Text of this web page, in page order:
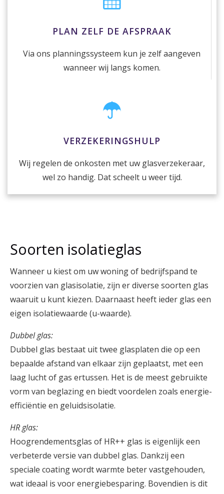
PLAN ZELF DE AFSPRAAK
Via ons planningssysteem kun je zelf aangeven
wanneer wij langs komen.
VERZEKERINGSHULP
Wij regelen de onkosten met uw glasverzekeraar,
wel zo handig. Dat scheelt u weer tijd.
Soorten isolatieglas
Wanneer u kiest om uw woning of bedrijfspand te
voorzien van glasisolatie, zijn er diverse soorten glas
waaruit u kunt kiezen. Daarnaast heeft ieder glas een
eigen isolatiewaarde (u-waarde).
Dubbel glas:
Dubbel glas bestaat uit twee glasplaten die op een
bepaalde afstand van elkaar zijn geplaatst, met een
laag lucht of gas ertussen. Het is de meest gebruikte
vorm van beglazing en biedt voordelen zoals energie-
efficiëntie en geluidsisolatie.
HR glas:
Hoogrendementsglas of HR++ glas is eigenlijk een
verbeterde versie van dubbel glas. Dankzij een
speciale coating wordt warmte beter vastgehouden,
wat ideaal is voor energiebesparing. Bovendien is dit